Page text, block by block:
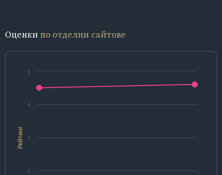
Оценки по отделни сайтове
Рейтинг
2
3
4
5